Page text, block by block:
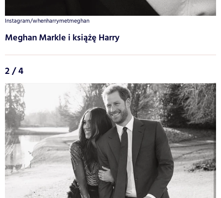
Instagram/whenharrymetmeghan
Meghan Markle i książę Harry
2 / 4